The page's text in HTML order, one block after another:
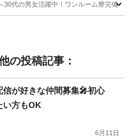
30代の男女活躍中！ワンルーム寮完備
の投稿記事：
信が好きな仲間募集🎤初心
い方もOK
6月11日